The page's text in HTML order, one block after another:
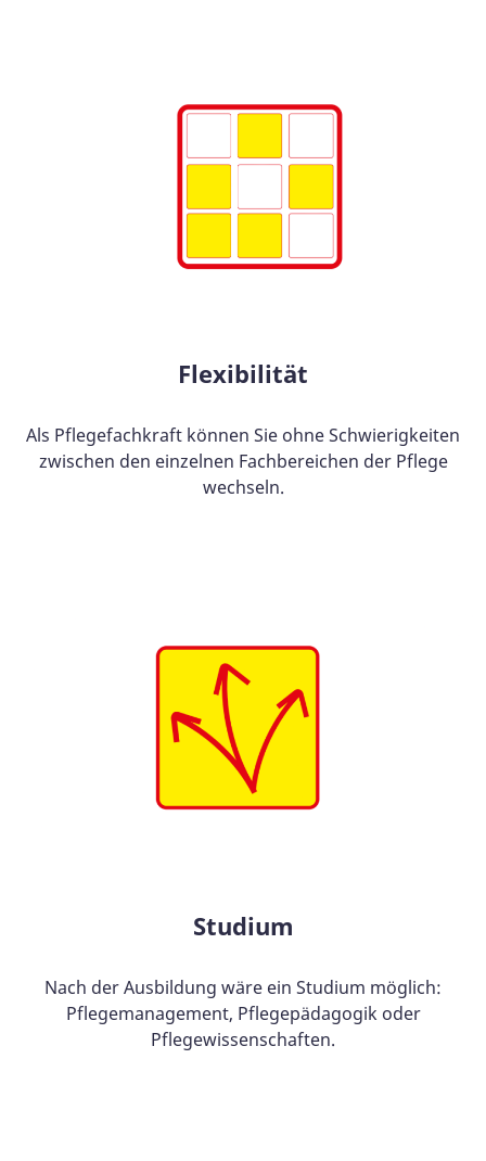
Flexibilität
Als Pflegefachkraft können Sie ohne Schwierigkeiten
zwischen den einzelnen Fachbereichen der Pflege
wechseln.
Studium
Nach der Ausbildung wäre ein Studium möglich:
Pflegemanagement, Pflegepädagogik oder
Pflegewissenschaften.